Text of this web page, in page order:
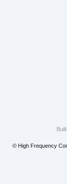
© High Frequency